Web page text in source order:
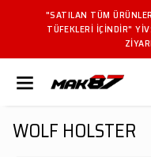
"SATILAN TÜM
TÜFEKLERI IÇINDIR"
WOLF HOLSTER